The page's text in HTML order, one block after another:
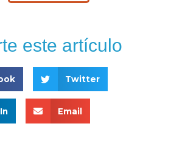
este artículo
Twitter
Email